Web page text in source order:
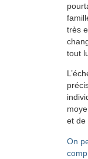
très
tout
et de
On